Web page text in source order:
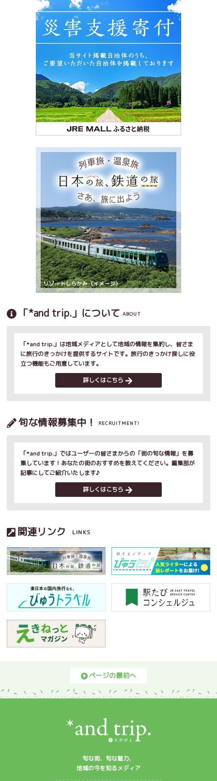
「*and trip.」について ABOUT
「*and trip.」は地域メディアとして地域の情報を集約し、皆さま
に旅行のきっかけを提供するサイトです。旅行のきっかけ探しに役
立つ機能もご用意しています。
詳しくはこちら
旬な情報募集中！ RECRUITMENT!
「*and trip.」ではユーザーの皆さまからの「街の旬な情報」を募
集しています！あなたの街のおすすめを教えてください。編集部が
記事にしてご紹介いたします♪
詳しくはこちら
関連リンク LINKS
ページの最初へ
旬な街、旬な魅力、
地域の今を知るメディア